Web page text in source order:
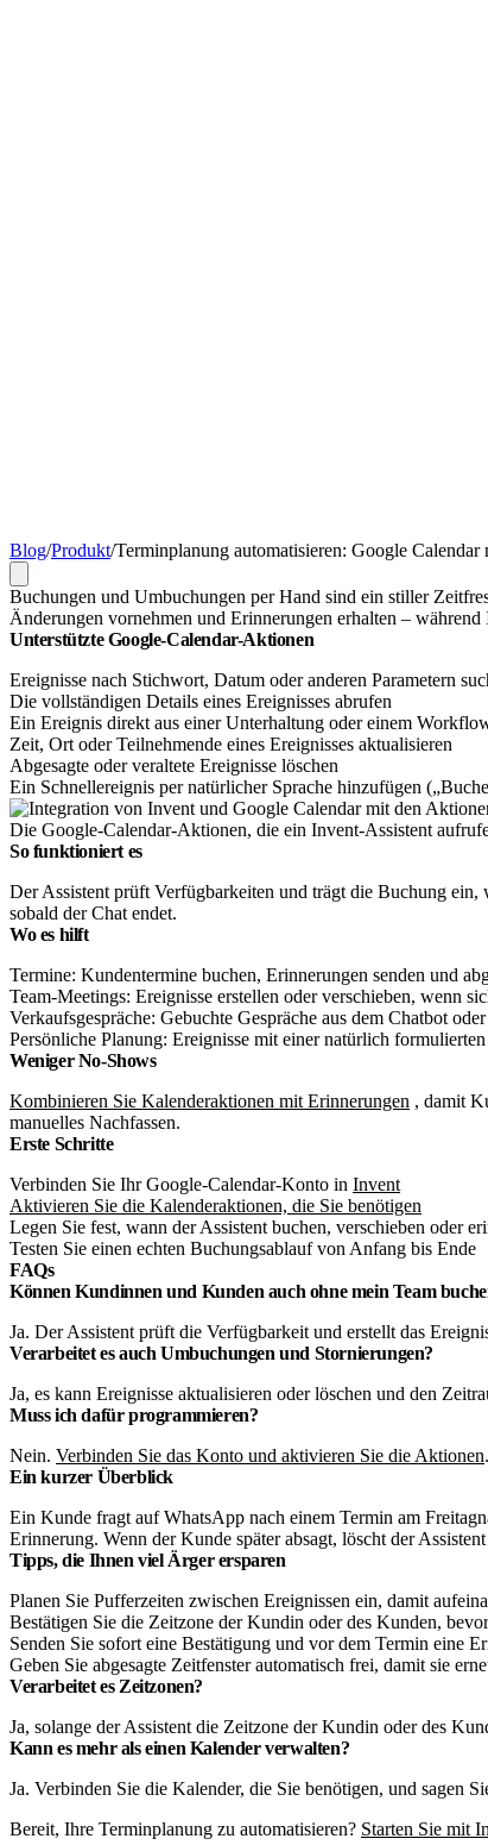
Blog/Produkt/Terminplanung automatisieren: Google
Buchungen und Umbuchungen per Hand sind ein stiller
Änderungen vornehmen und Erinnerungen erhalten –
Unterstützte Google-Calendar-Aktionen
Ereignisse nach Stichwort, Datum oder anderen Parametern
Die vollständigen Details eines Ereignisses abrufen
Ein Ereignis direkt aus einer Unterhaltung oder einem
Zeit, Ort oder Teilnehmende eines Ereignisses aktualisieren
Abgesagte oder veraltete Ereignisse löschen
Ein Schnellereignis per natürlicher Sprache hinzufügen
Die Google-Calendar-Aktionen, die ein Invent-Assistent
So funktioniert es
Der Assistent prüft Verfügbarkeiten und trägt die Buchung
sobald der Chat endet.
Wo es hilft
Termine: Kundentermine buchen, Erinnerungen senden und
Team-Meetings: Ereignisse erstellen oder verschieben, wenn
Verkaufsgespräche: Gebuchte Gespräche aus dem Chatbot
Persönliche Planung: Ereignisse mit einer natürlich
Weniger No-Shows
Kombinieren Sie Kalenderaktionen mit Erinnerungen , damit
manuelles Nachfassen.
Erste Schritte
Verbinden Sie Ihr Google-Calendar-Konto in Invent
Aktivieren Sie die Kalenderaktionen, die Sie benötigen
Legen Sie fest, wann der Assistent buchen, verschieben oder
Testen Sie einen echten Buchungsablauf von Anfang bis Ende
FAQs
Können Kundinnen und Kunden auch ohne mein Team
Ja. Der Assistent prüft die Verfügbarkeit und erstellt das
Verarbeitet es auch Umbuchungen und Stornierungen?
Ja, es kann Ereignisse aktualisieren oder löschen und den
Muss ich dafür programmieren?
Nein. Verbinden Sie das Konto und aktivieren Sie die Aktionen.
Ein kurzer Überblick
Ein Kunde fragt auf WhatsApp nach einem Termin am
Erinnerung. Wenn der Kunde später absagt, löscht der
Tipps, die Ihnen viel Ärger ersparen
Planen Sie Pufferzeiten zwischen Ereignissen ein, damit
Bestätigen Sie die Zeitzone der Kundin oder des Kunden,
Senden Sie sofort eine Bestätigung und vor dem Termin eine
Geben Sie abgesagte Zeitfenster automatisch frei, damit sie
Verarbeitet es Zeitzonen?
Ja, solange der Assistent die Zeitzone der Kundin oder des
Kann es mehr als einen Kalender verwalten?
Ja. Verbinden Sie die Kalender, die Sie benötigen, und sagen
Bereit, Ihre Terminplanung zu automatisieren? Starten Sie mit